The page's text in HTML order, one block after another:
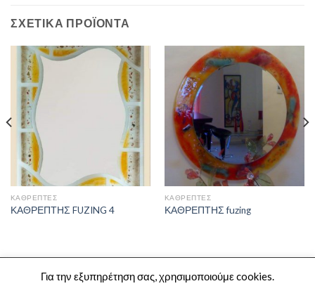
ΣΧΕΤΙΚΆ ΠΡΟΪΌΝΤΑ
ΚΑΘΡΈΠΤΕΣ
ΚΑΘΡΕΠΤΗΣ FUZING 4
ΚΑΘΡΈΠΤΕΣ
ΚΑΘΡΕΠΤΗΣ fuzing
Copyright 2026 ©Crystal House
Για την εξυπηρέτηση σας, χρησιμοποιούμε cookies.